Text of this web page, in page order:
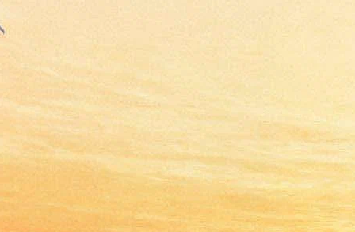
В Соляном переулке начали
останавливать часы
Петропавловки